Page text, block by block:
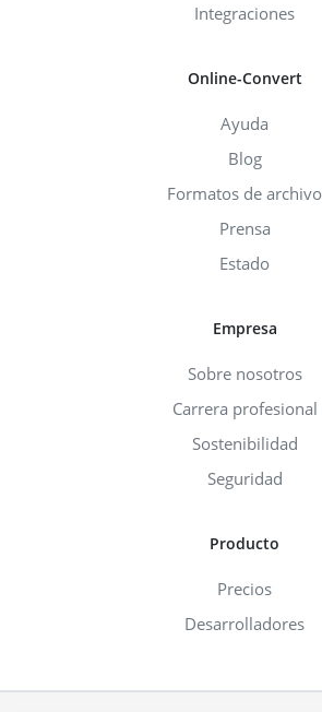
Integraciones
Online-Convert
Ayuda
Blog
Formatos de archivo
Prensa
Estado
Empresa
Sobre nosotros
Carrera profesional
Sostenibilidad
Seguridad
Producto
Precios
Desarrolladores